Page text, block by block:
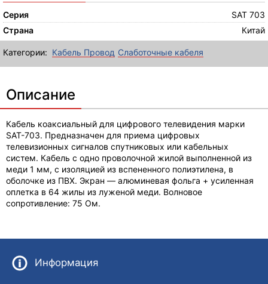
Серия
SAT 703
Страна
Китай
Категории: Кабель Провод Слаботочные кабеля
Описание
Кабель коаксиальный для цифрового телевидения марки
SAT-703. Предназначен для приема цифровых
телевизионных сигналов спутниковых или кабельных
систем. Кабель с одно проволочной жилой выполненной из
меди 1 мм, с изоляцией из вспененного полиэтилена, в
оболочке из ПВХ. Экран — алюминевая фольга + усиленная
оплетка в 64 жилы из луженой меди. Волновое
сопротивление: 75 Ом.
Информация